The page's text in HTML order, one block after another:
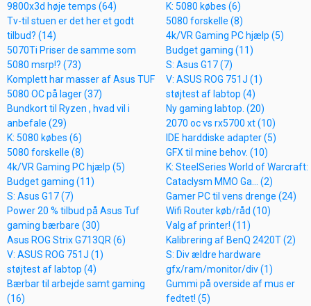
9800x3d høje temps (64)
Tv-til stuen er det her et godt
tilbud? (14)
5070Ti Priser de samme som
5080 msrp!? (73)
Komplett har masser af Asus TUF
5080 OC på lager (37)
Bundkort til Ryzen , hvad vil i
anbefale (29)
K: 5080 købes (6)
5080 forskelle (8)
4k/VR Gaming PC hjælp (5)
Budget gaming (11)
S: Asus G17 (7)
Power 20 % tilbud på Asus Tuf
gaming bærbare (30)
Asus ROG Strix G713QR (6)
V: ASUS ROG 751J (1)
støjtest af labtop (4)
Bærbar til arbejde samt gaming
(16)
K: 5080 købes (6)
5080 forskelle (8)
4k/VR Gaming PC hjælp (5)
Budget gaming (11)
S: Asus G17 (7)
V: ASUS ROG 751J (1)
støjtest af labtop (4)
Ny gaming labtop. (20)
2070 oc vs rx5700 xt (10)
IDE harddiske adapter (5)
GFX til mine behov. (10)
K: SteelSeries World of Warcraft:
Cataclysm MMO Ga... (2)
Gamer PC til vens drenge (24)
Wifi Router køb/råd (10)
Valg af printer! (11)
Kalibrering af BenQ 2420T (2)
S: Div ældre hardware
gfx/ram/monitor/div (1)
Gummi på overside af mus er
fedtet! (5)